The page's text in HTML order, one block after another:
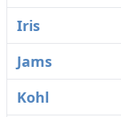
Iris
Jams
Kohl